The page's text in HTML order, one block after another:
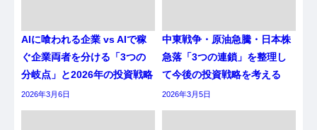
AIに喰われる企業 vs AIで稼
ぐ企業両者を分ける「3つの
分岐点」と2026年の投資戦略
2026年3月6日
中東戦争・原油急騰・日本株
急落「3つの連鎖」を整理し
て今後の投資戦略を考える
2026年3月5日